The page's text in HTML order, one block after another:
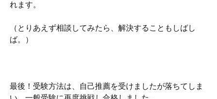
れます。
（とりあえず相談してみたら、解決することもしばし
ば。）
最後！受験方法は、自己推薦を受けましたが落ちてしま